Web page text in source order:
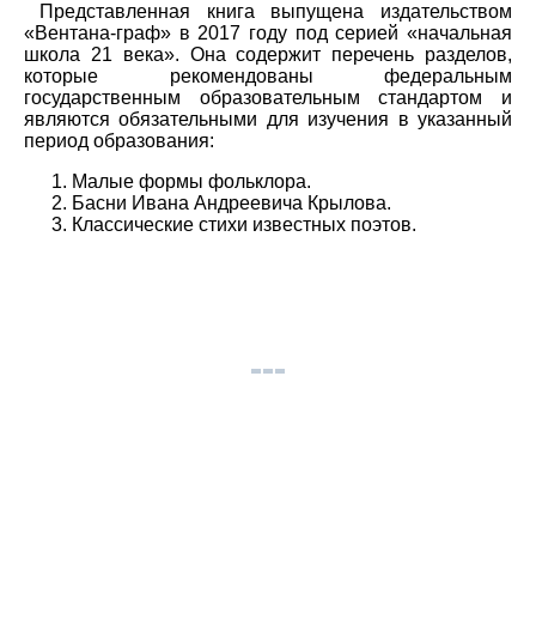
Представленная книга выпущена издательством
«Вентана-граф» в 2017 году под серией «начальная
школа 21 века». Она содержит перечень разделов,
которые рекомендованы федеральным
государственным образовательным стандартом и
являются обязательными для изучения в указанный
период образования:
Малые формы фольклора.
Басни Ивана Андреевича Крылова.
Классические стихи известных поэтов.